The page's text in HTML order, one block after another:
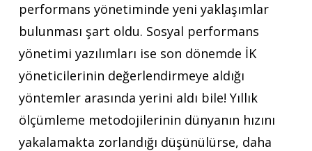
performans yönetiminde yeni yaklaşımlar
bulunması şart oldu. Sosyal performans
yönetimi yazılımları ise son dönemde İK
yöneticilerinin değerlendirmeye aldığı
yöntemler arasında yerini aldı bile! Yıllık
ölçümleme metodojilerinin dünyanın hızını
yakalamakta zorlandığı düşünülürse, daha